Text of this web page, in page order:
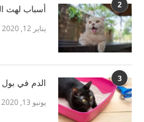
2 أسباب لهث
يناير 12, 2020
3 الدم في بول
يونيو 13, 2020